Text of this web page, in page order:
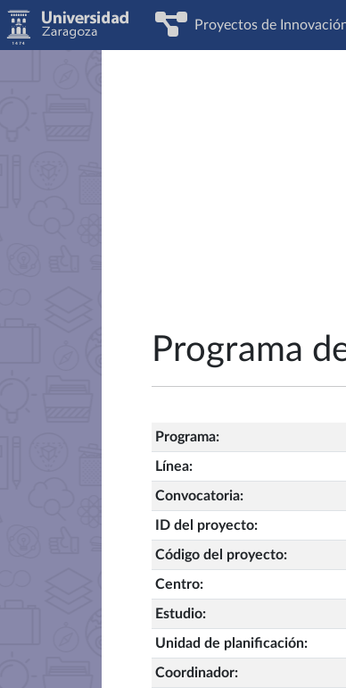
Proyectos de
Programa
Programa:
Línea:
Convocatoria:
ID del proyecto:
Código del proyecto:
Centro:
Estudio:
Unidad de planificación:
Coordinador: